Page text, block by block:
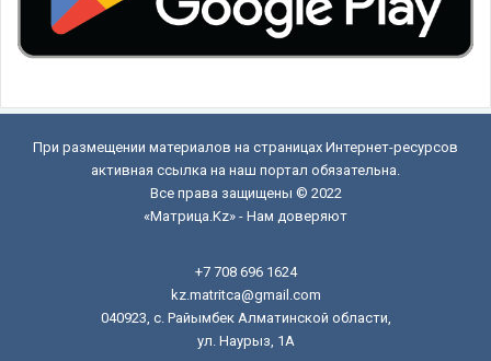
При размещении материалов на страницах Интернет-ресурсов
активная ссылка на наш портал обязательна.
Все права защищены © 2022
«Матрица.Kz» - Нам доверяют
+7 708 696 1624
kz.matritca@gmail.com
040923, с. Райымбек Алматинской области,
ул. Наурыз, 1А